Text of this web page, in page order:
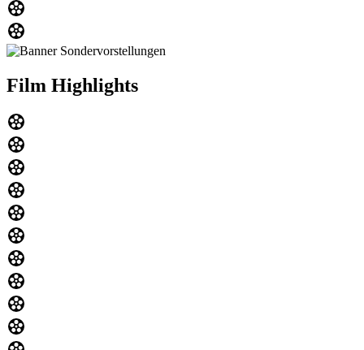
Film Highlights